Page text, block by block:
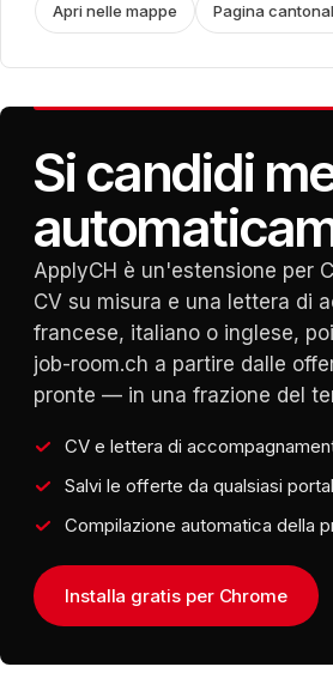
Apri nelle mappe Pagina
Si candidi
ApplyCH è un'estensione per
CV su misura e una lettera di
francese, italiano o inglese,
job-room.ch a partire dalle
pronte — in una frazione del
CV e lettera di
Salvi le offerte da qualsiasi
Compilazione automatica della
Installa gratis per Chrome